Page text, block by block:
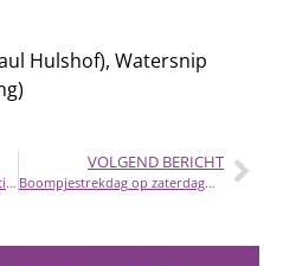
Hulshof), Watersnip
Afrikaanse onderzoekers in actie in het Binnenveld
VOLGEND BERICHT
Boompjestrekdag op zaterdagmorgen 13 augustus